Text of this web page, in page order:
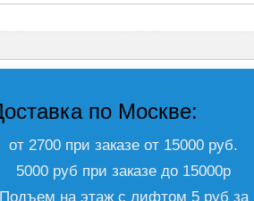
по Москве:
от 2700 при заказе от 15000 руб.
5000 руб при заказе до 15000р
Подъем на этаж с лифтом 5 руб за